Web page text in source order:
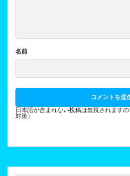
名前
日本語が含まれない投稿は無視されます
対策）